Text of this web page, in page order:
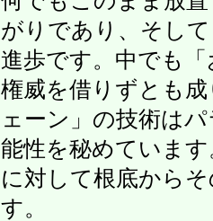
がりであり、そし
進歩です。中でも
権威を借りずとも
ェーン」の技術は
能性を秘めていま
に対して根底から
す。